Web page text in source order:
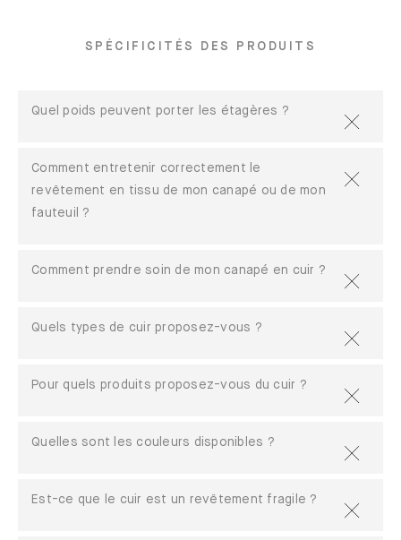
SPÉCIFICITÉS DES PRODUITS
Quel poids peuvent porter les étagères ?
Comment entretenir correctement le
revêtement en tissu de mon canapé ou de mon
fauteuil ?
Comment prendre soin de mon canapé en cuir ?
Quels types de cuir proposez-vous ?
Pour quels produits proposez-vous du cuir ?
Quelles sont les couleurs disponibles ?
Est-ce que le cuir est un revêtement fragile ?